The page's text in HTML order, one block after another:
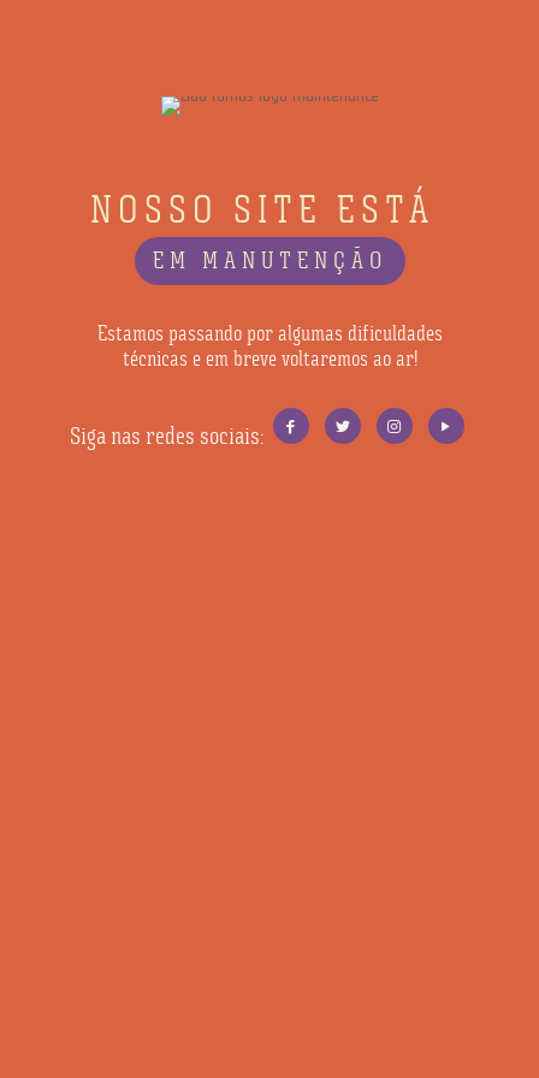
NOSSO SITE ESTÁ
EM MANUTENÇÃO
Estamos passando por algumas dificuldades
técnicas e em breve voltaremos ao ar!
Siga nas redes sociais: